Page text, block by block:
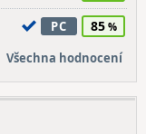
PC 85
Všechna hodnocení